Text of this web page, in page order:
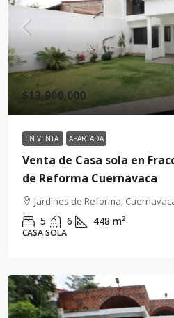
$13,900,000
EN VENTA APARTADA
Venta de Casa sola en
de Reforma Cuernavaca
Jardines de Reforma,
5 6 448 m²
CASA SOLA